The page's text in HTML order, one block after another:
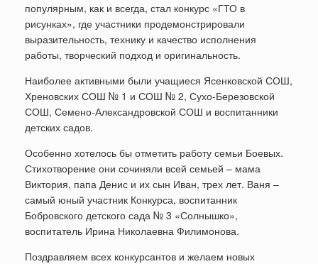
популярным, как и всегда, стал конкурс «ГТО в
рисунках», где участники продемонстрировали
выразительность, технику и качество исполнения
работы, творческий подход и оригинальность.
Наиболее активными были учащиеся Ясенковской СОШ,
Хреновских СОШ № 1 и СОШ № 2, Сухо-Березовской
СОШ, Семено-Александровской СОШ и воспитанники
детских садов.
Особенно хотелось бы отметить работу семьи Боевых.
Стихотворение они сочиняли всей семьей – мама
Виктория, папа Денис и их сын Иван, трех лет. Ваня –
самый юный участник Конкурса, воспитанник
Бобровского детского сада № 3 «Солнышко»,
воспитатель Ирина Николаевна Филимонова.
Поздравляем всех конкурсантов и желаем новых